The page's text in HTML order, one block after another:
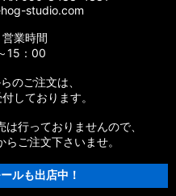
studio.com
業時間
15：00
のご注文は、
しております。
行っておりませんので、
ご注文下さいませ。
ルも出店中！